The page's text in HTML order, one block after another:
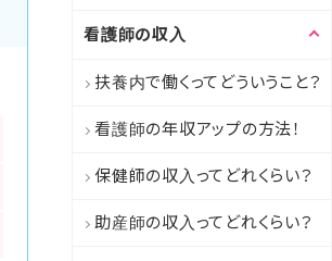
看護師の収入
扶養内で働くってどういうこと？
看護師の年収アップの方法！
保健師の収入ってどれくらい？
助産師の収入ってどれくらい？